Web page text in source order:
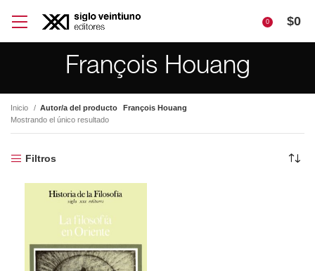
0 $0
François Houang
Inicio Autor/a del producto
François Houang
Mostrando el único resultado
Filtros